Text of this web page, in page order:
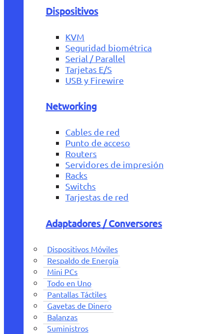
Dispositivos
KVM
Seguridad biométrica
Serial / Parallel
Tarjetas E/S
USB y Firewire
Networking
Cables de red
Punto de acceso
Routers
Servidores de impresión
Racks
Switchs
Tarjestas de red
Adaptadores / Conversores
Dispositivos Móviles
Respaldo de Energía
Mini PCs
Todo en Uno
Pantallas Táctiles
Gavetas de Dinero
Balanzas
Suministros